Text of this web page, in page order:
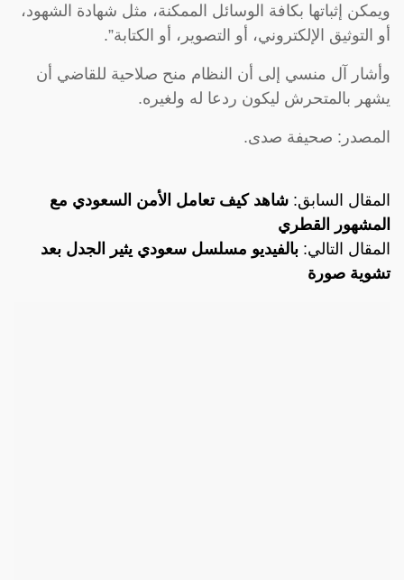
ويمكن إثباتها بكافة الوسائل الممكنة، مثل شهادة الشهود،
أو التوثيق الإلكتروني، أو التصوير، أو الكتابة”.
وأشار آل منسي إلى أن النظام منح صلاحية للقاضي أن
يشهر بالمتحرش ليكون ردعا له ولغيره.
المصدر: صحيفة صدى.
المقال السابق: شاهد كيف تعامل الأمن السعودي مع
المشهور القطري
المقال التالي: بالفيديو مسلسل سعودي يثير الجدل بعد
تشوية صورة